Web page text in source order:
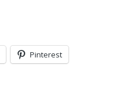
Pinterest